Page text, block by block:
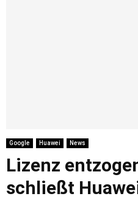
Google Huawei News
Lizenz
schließt